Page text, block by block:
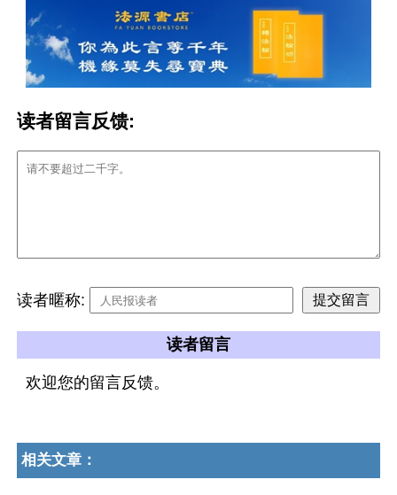
读者留言反馈:
读者暱称:
读者留言
欢迎您的留言反馈。
相关文章：